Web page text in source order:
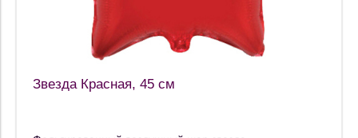
Звезда Красная, 45 см